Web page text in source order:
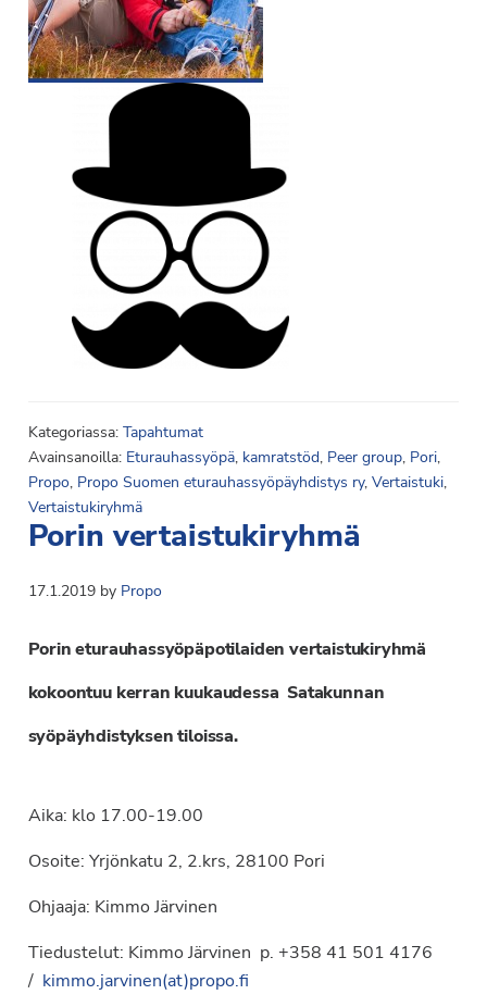
Kategoriassa: Tapahtumat
Avainsanoilla: Eturauhassyöpä, kamratstöd, Peer group, Pori,
Propo, Propo Suomen eturauhassyöpäyhdistys ry, Vertaistuki,
Vertaistukiryhmä
Porin vertaistukiryhmä
17.1.2019by Propo
Porin eturauhassyöpäpotilaiden vertaistukiryhmä
kokoontuu kerran kuukaudessa Satakunnan
syöpäyhdistyksen tiloissa.
Aika: klo 17.00-19.00
Osoite: Yrjönkatu 2, 2.krs, 28100 Pori
Ohjaaja: Kimmo Järvinen
Tiedustelut: Kimmo Järvinen p. +358 41 501 4176
/ kimmo.jarvinen(at)propo.fi